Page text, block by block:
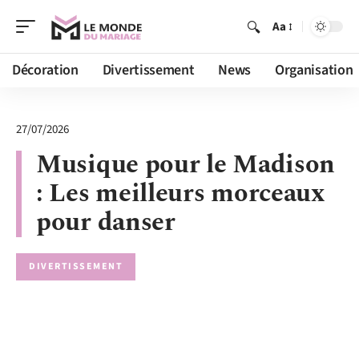
Aa
Décoration Divertissement News Organisation
27/07/2026
Musique pour le Madison
: Les meilleurs morceaux
pour danser
DIVERTISSEMENT